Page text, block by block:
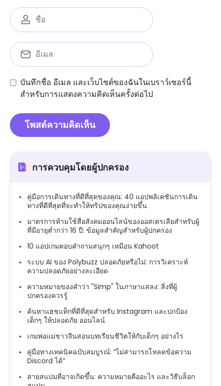
บันทึกชื่อ อีเมล และเว็บไซต์ของฉันในเบราว์เซอร์นี้
สำหรับการแสดงความคิดเห็นครั้งต่อไป
การควบคุมโดยผู้ปกครอง
คู่มือการเดินทางที่ดีที่สุดของคุณ: 40 แอปพลิเคชันการเดิน
ทางที่ดีที่สุดที่จะทำให้ทริปของคุณง่ายขึ้น
มาตรการห้ามใช้สื่อสังคมออนไลน์ของออสเตรเลียสำหรับผู้
ที่มีอายุต่ำกว่า 16 ปี: ข้อมูลสำคัญสำหรับผู้ปกครอง
10 แอปเกมตอบคำถามสนุกๆ เหมือน Kahoot
ระบบ AI ของ Polybuzz ปลอดภัยหรือไม่: การวิเคราะห์
ความปลอดภัยอย่างละเอียด
ความหมายของคำว่า "Simp" ในภาษาแสลง: สิ่งที่ผู้
ปกครองควรรู้
ค้นหาแฮชแท็กที่ดีที่สุดสำหรับ Instagram และปกป้อง
เด็กๆ ให้ปลอดภัย ออนไลน์
เกมพ่อแม่ชาวจีนสอนบทเรียนชีวิตให้กับเด็กๆ อย่างไร
คู่มือทางเทคนิคฉบับสมบูรณ์: “ไม่สามารถโหลดข้อความ
Discord ได้”
สายสแปมที่อาจเกิดขึ้น: ความหมายคืออะไร และวิธีบล็อก